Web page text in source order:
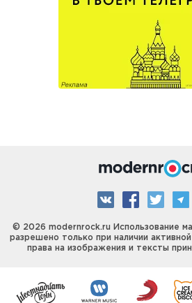
© 2026 modernrock.ru Использование
разрешено только при наличии
права на изображения и тексты